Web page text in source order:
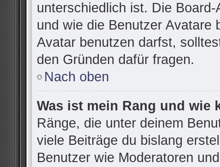
unterschiedlich ist. Die
und wie die Benutzer Avatare
Avatar benutzen darfst,
den Gründen dafür fragen.
Nach oben
Was ist mein Rang und wie
Ränge, die unter deinem
viele Beiträge du bislang
Benutzer wie Moderatoren